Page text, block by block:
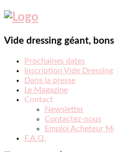
Vide dressing géant,
Prochaines dates
Inscription Vide Dressing
Dans la presse
Le Magazine
Contact
Newsletter
Contactez-nous
Emploi Acheteur
F.A.Q.